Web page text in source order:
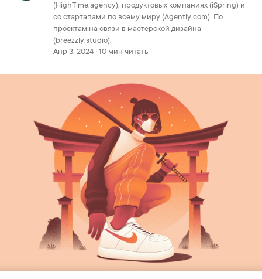
(HighTime.agency), продуктовых компаниях (iSpring) и
со стартапами по всему миру (Agently.com). По
проектам на связи в мастерской дизайна
(breezzly.studio).
Апр 3, 2024 · 10 мин читать